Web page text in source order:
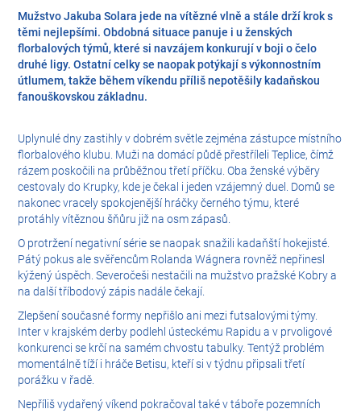
Mužstvo Jakuba Solara jede na vítězné vlně a stále drží krok s
těmi nejlepšími. Obdobná situace panuje i u ženských
florbalových týmů, které si navzájem konkurují v boji o čelo
druhé ligy. Ostatní celky se naopak potýkají s výkonnostním
útlumem, takže během víkendu příliš nepotěšily kadaňskou
fanouškovskou základnu.
Uplynulé dny zastihly v dobrém světle zejména zástupce místního
florbalového klubu. Muži na domácí půdě přestříleli Teplice, čímž
rázem poskočili na průběžnou třetí příčku. Oba ženské výběry
cestovaly do Krupky, kde je čekal i jeden vzájemný duel. Domů se
nakonec vracely spokojenější hráčky černého týmu, které
protáhly vítěznou šňůru již na osm zápasů.
O protržení negativní série se naopak snažili kadaňští hokejisté.
Pátý pokus ale svěřencům Rolanda Wágnera rovněž nepřinesl
kýžený úspěch. Severočeši nestačili na mužstvo pražské Kobry a
na další tříbodový zápis nadále čekají.
Zlepšení současné formy nepřišlo ani mezi futsalovými týmy.
Inter v krajském derby podlehl ústeckému Rapidu a v prvoligové
konkurenci se krčí na samém chvostu tabulky. Tentýž problém
momentálně tíží i hráče Betisu, kteří si v týdnu připsali třetí
porážku v řadě.
Nepříliš vydařený víkend pokračoval také v táboře pozemních